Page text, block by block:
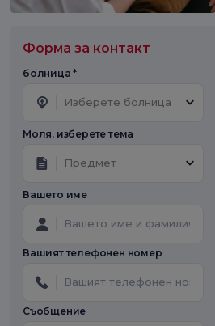
Форма за контакт
болница *
Изберете болница
Моля, изберете тема
Предмет
Вашето име
Вашият телефонен номер
Съобщение